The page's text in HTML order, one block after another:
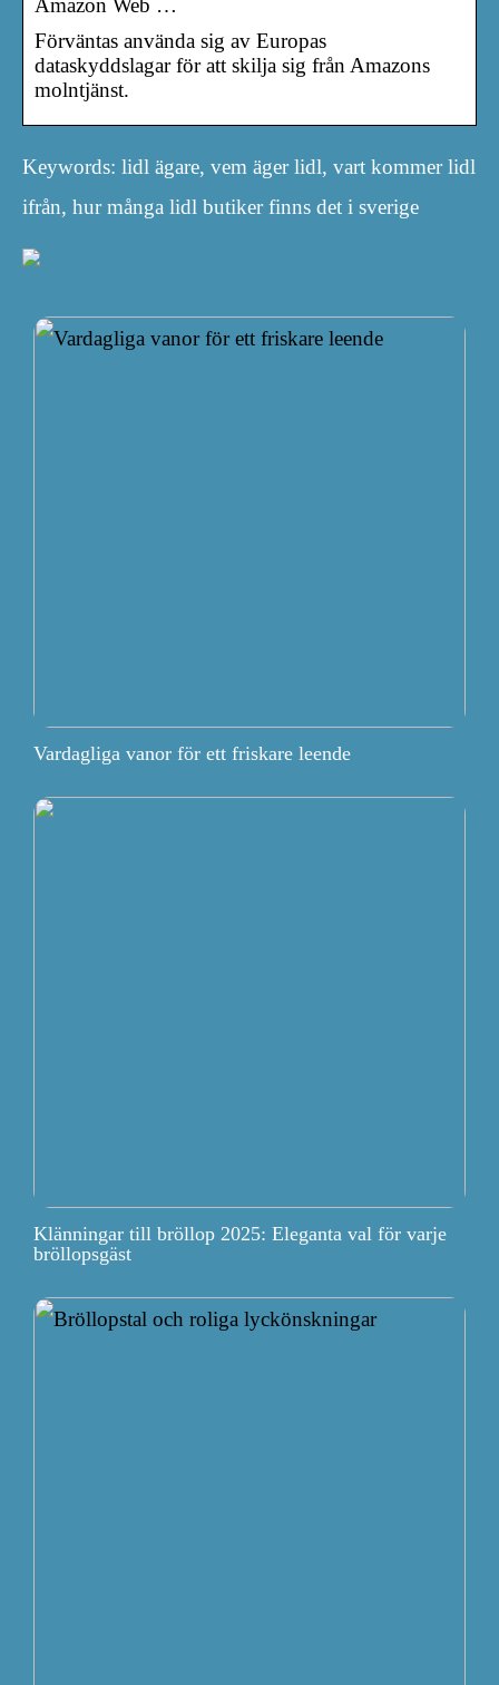
Amazon Web …
Förväntas använda sig av Europas
dataskyddslagar för att skilja sig från Amazons
molntjänst.
Keywords: lidl ägare, vem äger lidl, vart kommer lidl
ifrån, hur många lidl butiker finns det i sverige
Vardagliga vanor för ett friskare leende
Klänningar till bröllop 2025: Eleganta val för varje
bröllopsgäst